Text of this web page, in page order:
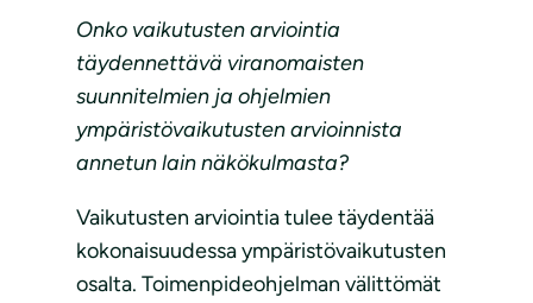
Onko vaikutusten arviointia
täydennettävä viranomaisten
suunnitelmien ja ohjelmien
ympäristövaikutusten arvioinnista
annetun lain näkökulmasta?
Vaikutusten arviointia tulee täydentää
kokonaisuudessa ympäristövaikutusten
osalta. Toimenpideohjelman välittömät